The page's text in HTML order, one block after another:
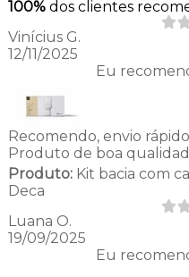
100% dos clientes
Vinícius G.
12/11/2025
Eu
Recomendo, envio
Produto de boa
Produto:Kit bacia com
Deca
Luana O.
19/09/2025
Eu